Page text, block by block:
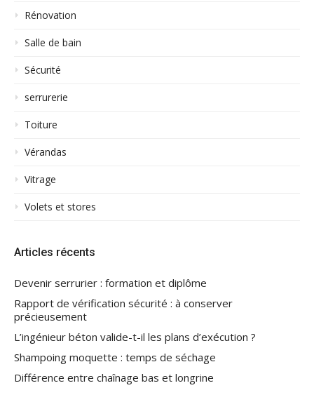
Rénovation
Salle de bain
Sécurité
serrurerie
Toiture
Vérandas
Vitrage
Volets et stores
Articles récents
Devenir serrurier : formation et diplôme
Rapport de vérification sécurité : à conserver
précieusement
L’ingénieur béton valide-t-il les plans d’exécution ?
Shampoing moquette : temps de séchage
Différence entre chaînage bas et longrine